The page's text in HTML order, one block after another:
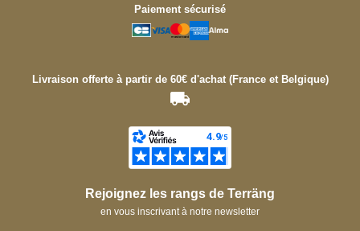
Paiement sécurisé
Livraison offerte à partir de 60€ d'achat (France et Belgique)
Rejoignez les rangs de Terräng
en vous inscrivant à notre newsletter